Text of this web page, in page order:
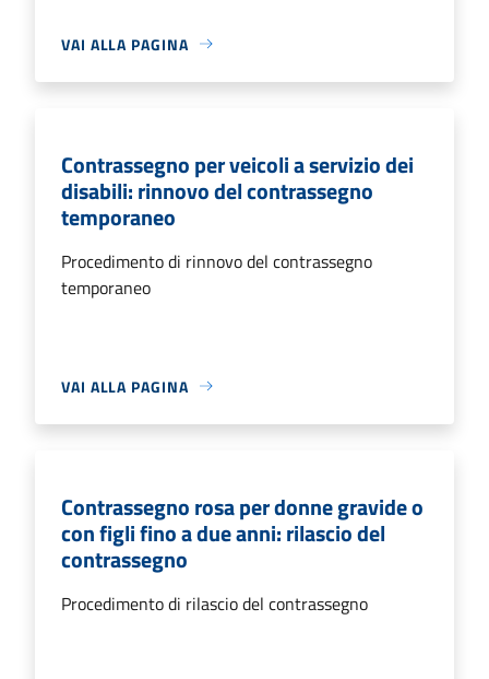
VAI ALLA PAGINA
Contrassegno per veicoli a servizio dei
disabili: rinnovo del contrassegno
temporaneo
Procedimento di rinnovo del contrassegno
temporaneo
VAI ALLA PAGINA
Contrassegno rosa per donne gravide o
con figli fino a due anni: rilascio del
contrassegno
Procedimento di rilascio del contrassegno